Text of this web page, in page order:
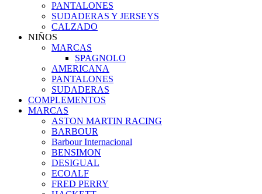
PANTALONES
SUDADERAS Y JERSEYS
CALZADO
NIÑOS
MARCAS
SPAGNOLO
AMERICANA
PANTALONES
SUDADERAS
COMPLEMENTOS
MARCAS
ASTON MARTIN RACING
BARBOUR
Barbour Internacional
BENSIMON
DESIGUAL
ECOALF
FRED PERRY